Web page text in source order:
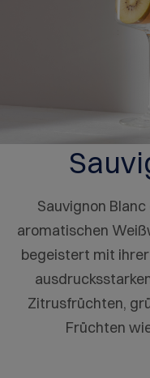
Sauvignon
aromatischen
begeistert mit
Zitrusfrüchten,
Früchten